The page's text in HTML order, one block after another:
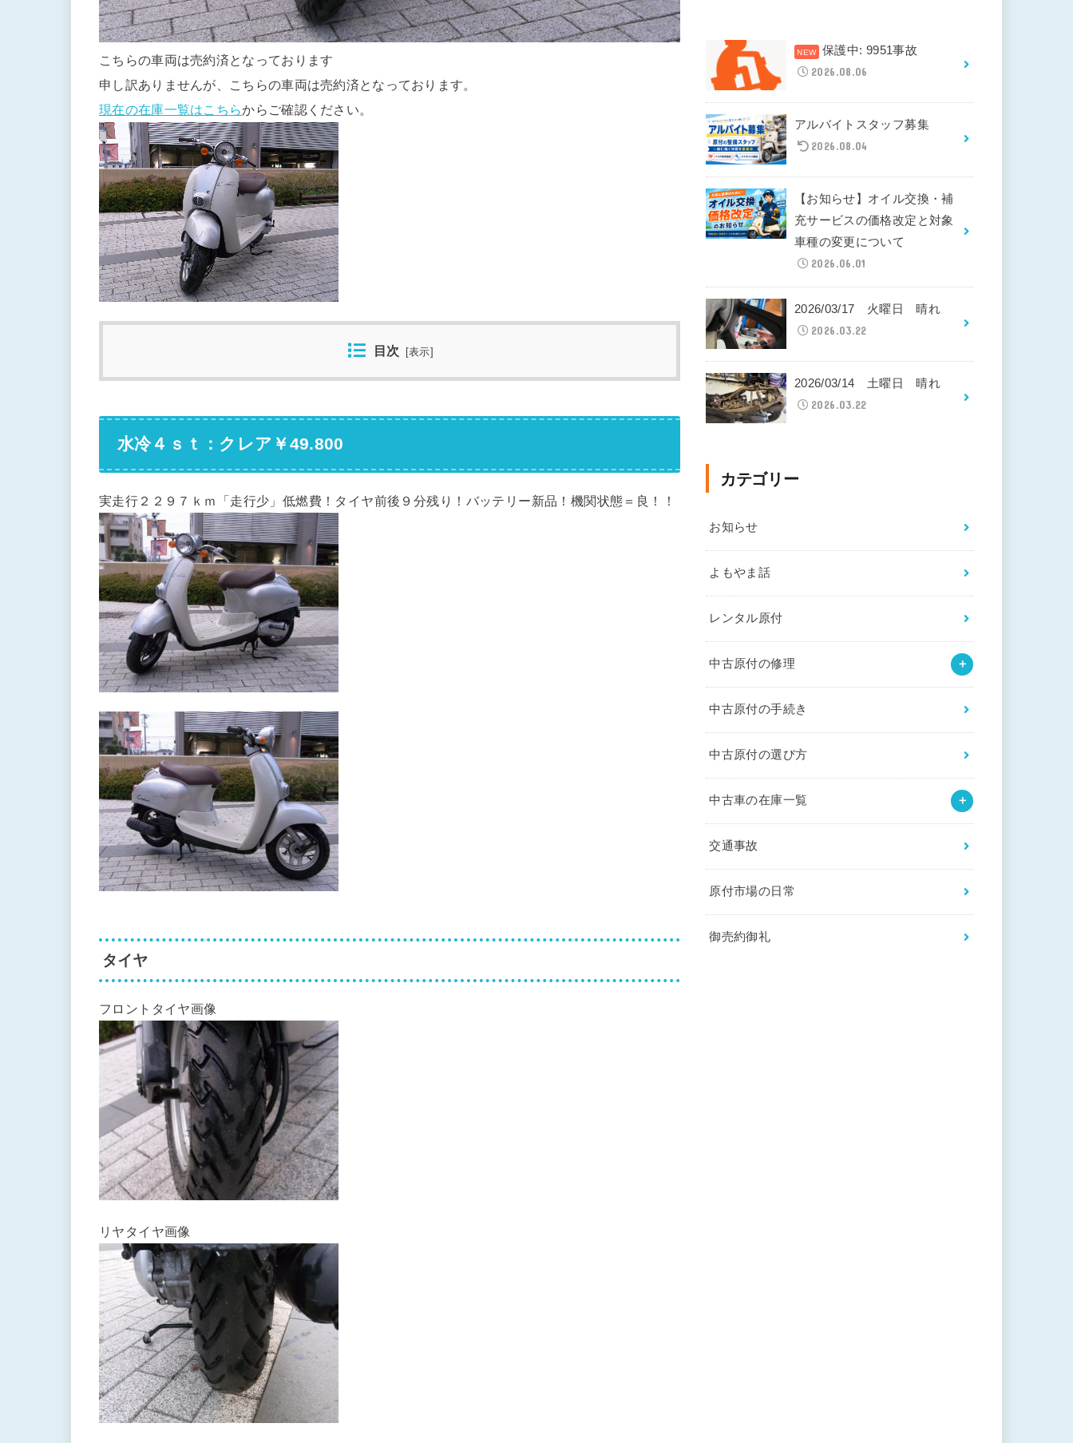
こちらの車両は売約済となっております
申し訳ありませんが、こちらの車両は売約済となっております。
現在の在庫一覧はこちらからご確認ください。
目次 [表示
水冷４ｓｔ：クレア￥49.800
実走行２２９７ｋｍ「走行少」低燃費！タイヤ前後９分残り！バッテリー新品！機関状態＝良！！
タイヤ
フロントタイヤ画像
リヤタイヤ画像
保護中: 9951事故
2026.08.06
アルバイトスタッフ募集
2026.08.04
【お知らせ】オイル交換・補
充サービスの価格改定と対象
車種の変更について
2026.06.01
2026/03/17 火曜日 晴れ
2026.03.22
2026/03/14 土曜日 晴れ
2026.03.22
カテゴリー
お知らせ
よもやま話
レンタル原付
中古原付の修理
中古原付の手続き
中古原付の選び方
中古車の在庫一覧
交通事故
原付市場の日常
御売約御礼